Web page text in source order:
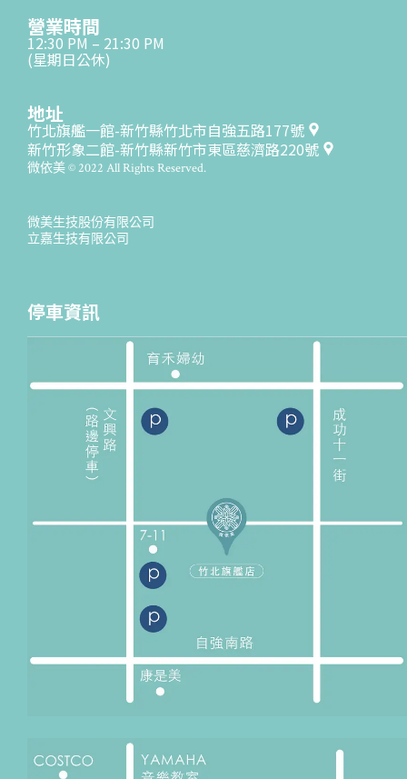
營業時間
12:30 PM – 21:30 PM
(星期日公休)
地址
竹北旗艦一館-新竹縣竹北市自強五路177號
新竹形象二館-新竹縣新竹市東區慈濟路220號
微依美 © 2022 All Rights Reserved.
微美生技股份有限公司
立嘉生技有限公司
停車資訊